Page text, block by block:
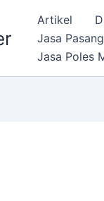
Artikel
Jasa
Jasa Poles